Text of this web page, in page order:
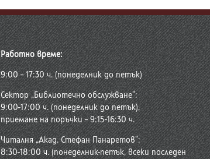
Работно време:
9:00 – 17:30 ч. (понеделник до петък)
Сектор „Библиотечно обслужване“:
9:00-17:00 ч. (понеделник до петък),
приемане на поръчки – 9:15-16:30 ч.
Читалня „Акад. Стефан Панаретов“:
8:30-18:00 ч. (понеделник-петък, всеки последен